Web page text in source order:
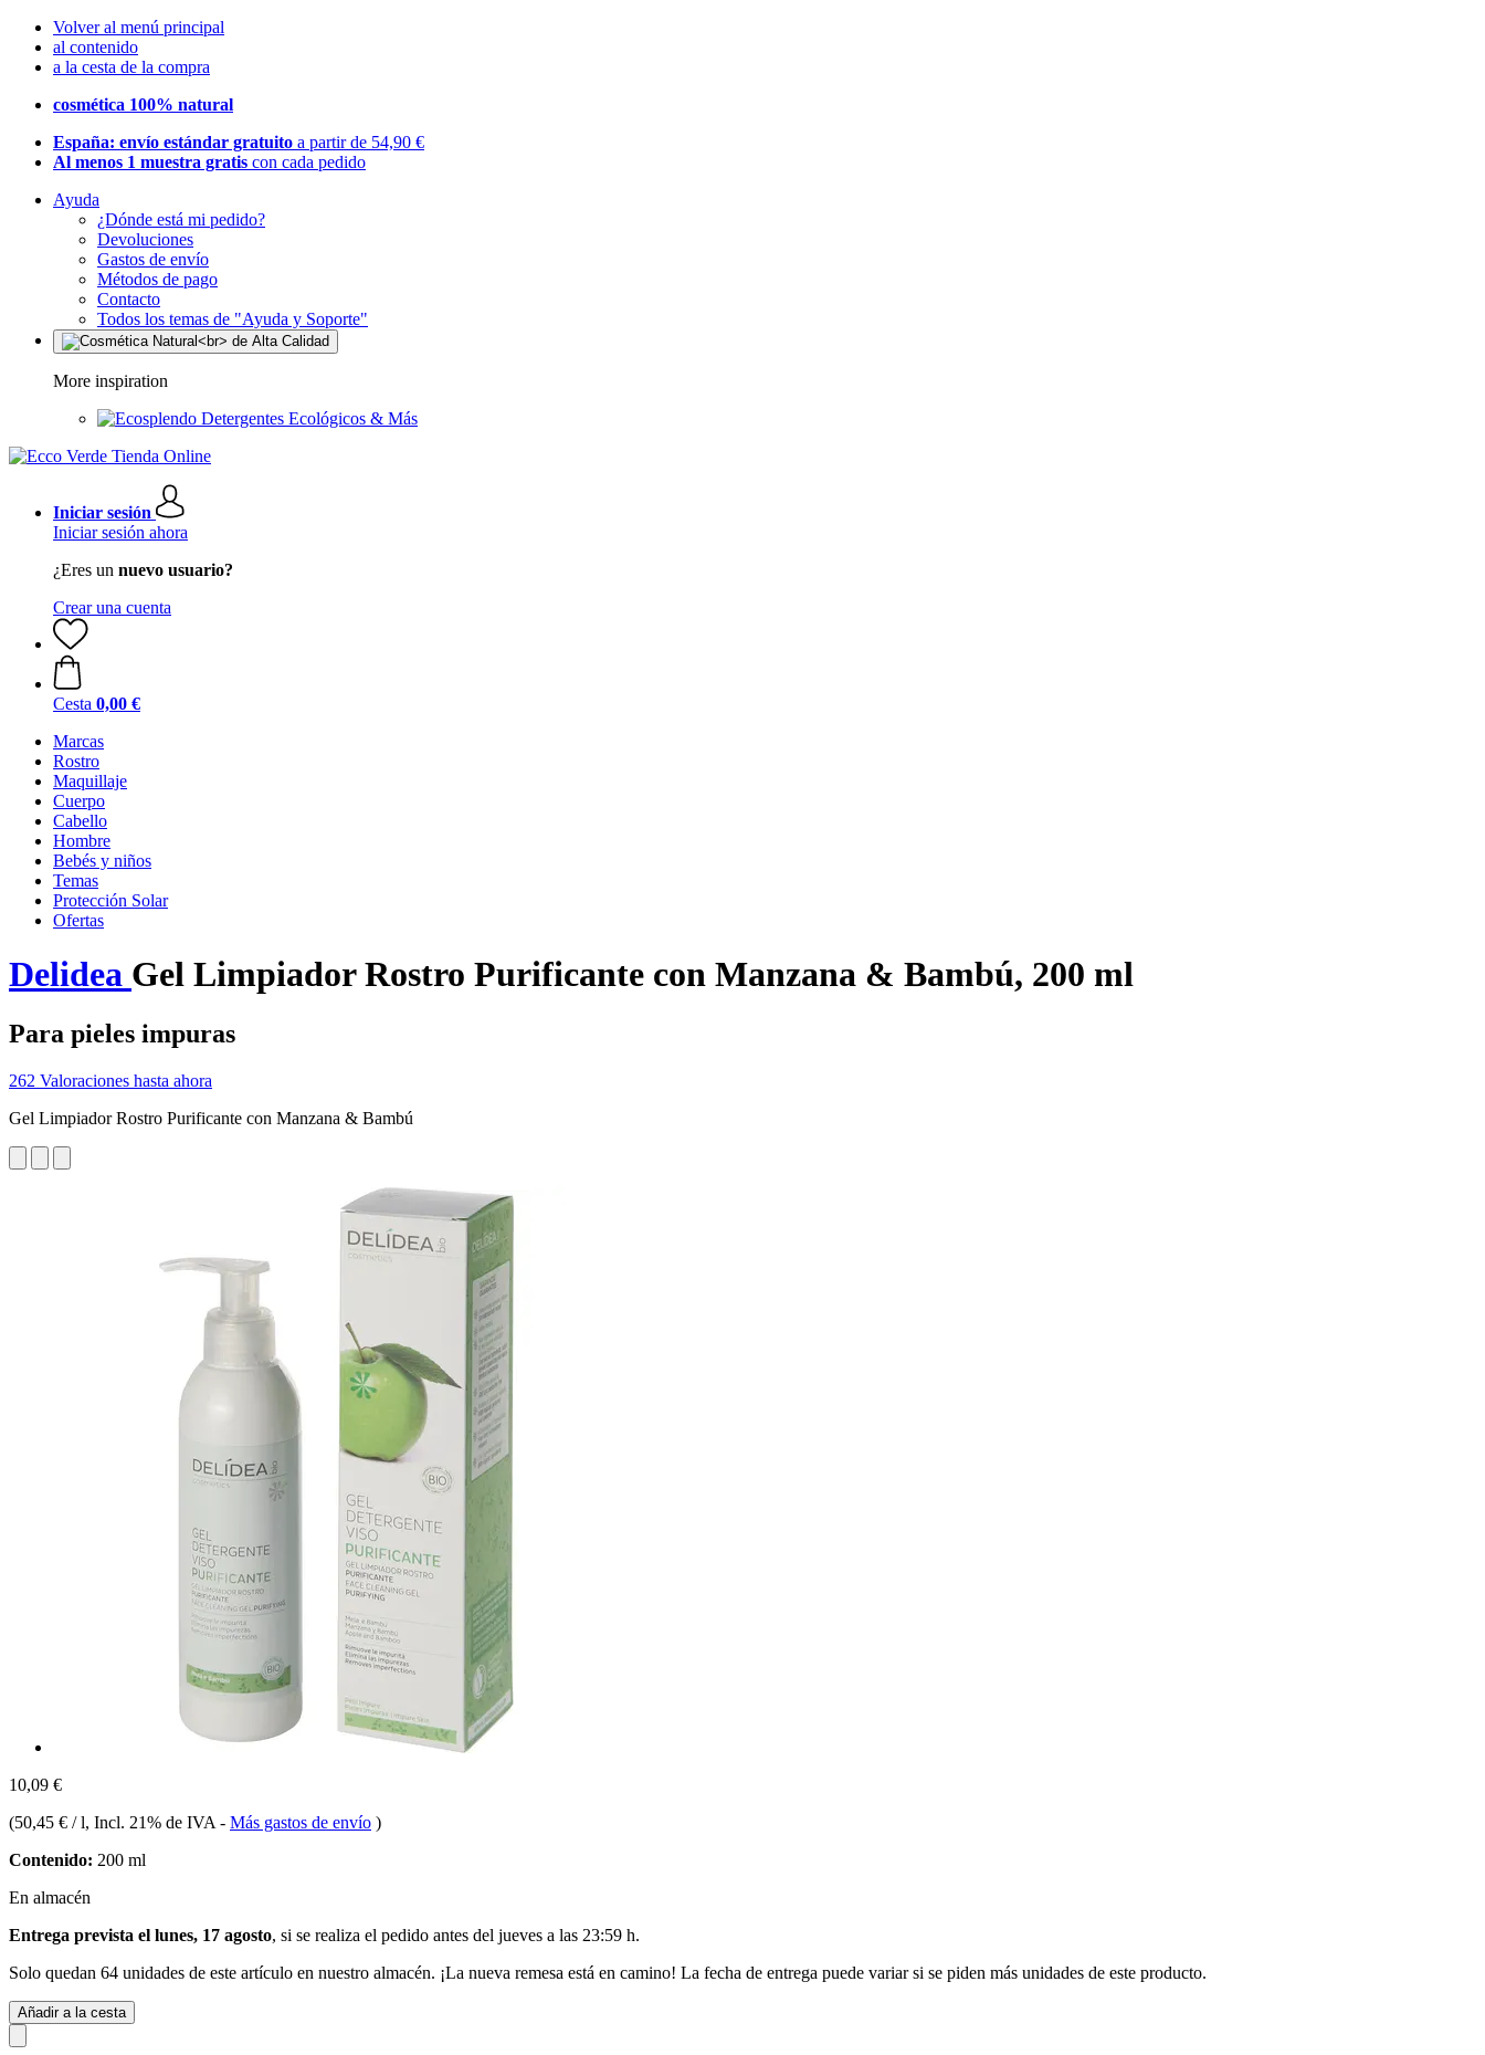
Volver al menú principal
al contenido
a la cesta de la compra
cosmética 100% natural
España: envío estándar gratuito a partir de 54,90 €
Al menos 1 muestra gratis con cada pedido
Ayuda
¿Dónde está mi pedido?
Devoluciones
Gastos de envío
Métodos de pago
Contacto
Todos los temas de "Ayuda y Soporte"
More inspiration
Detergentes Ecológicos & Más
Iniciar sesión
Iniciar sesión ahora
¿Eres un nuevo usuario?
Crear una cuenta
Cesta 0,00 €
Marcas
Rostro
Maquillaje
Cuerpo
Cabello
Hombre
Bebés y niños
Temas
Protección Solar
Ofertas
Delidea Gel Limpiador Rostro Purificante con Manzana & Bambú, 200 ml
Para pieles impuras
262 Valoraciones hasta ahora
Gel Limpiador Rostro Purificante con Manzana & Bambú
10,09 €
(50,45 € / l, Incl. 21% de IVA - Más gastos de envío )
Contenido: 200 ml
En almacén
Entrega prevista el lunes, 17 agosto, si se realiza el pedido antes del jueves a las 23:59 h.
Solo quedan 64 unidades de este artículo en nuestro almacén. ¡La nueva remesa está en camino! La fecha de entrega puede variar si se piden más unidades de este producto.
Añadir a la cesta